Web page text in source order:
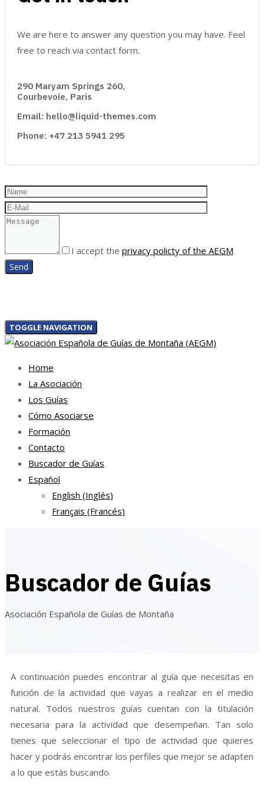
We are here to answer any question you may have. Feel
free to reach via contact form.
290 Maryam Springs 260,
Courbevoie, Paris
Email: hello@liquid-themes.com
Phone: +47 213 5941 295
I accept the privacy policty of the AEGM
TOGGLE NAVIGATION
Home
La Asociación
Los Guías
Cómo Asociarse
Formación
Contacto
Buscador de Guías
Español
English (Inglés)
Français (Francés)
Buscador de Guías
Asociación Española de Guías de Montaña
A continuación puedes encontrar al guía que necesitas en
función de la actividad que vayas a realizar en el medio
natural. Todos nuestros guías cuentan con la titulación
necesaria para la actividad que desempeñan. Tan solo
tienes que seleccionar el tipo de actividad que quieres
hacer y podrás encontrar los perfiles que mejor se adapten
a lo que estás buscando.